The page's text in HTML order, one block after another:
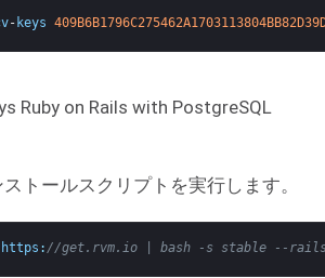
- keys
トールスクリプトを実行します。
https : //get.rvm.io | bash -s stable --